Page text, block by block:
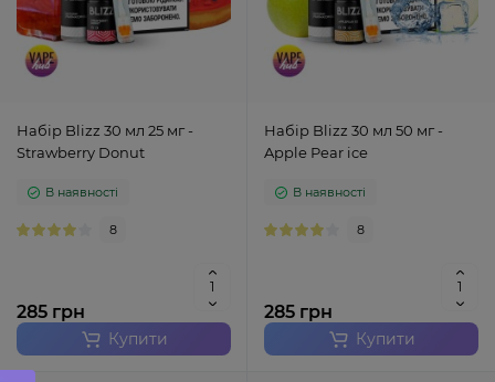
Набір Blizz 30 мл 25 мг -
Strawberry Donut
В наявності
8
285 грн
Купити
Набір Blizz 30 мл 50 мг -
Apple Pear ice
В наявності
8
285 грн
Купити